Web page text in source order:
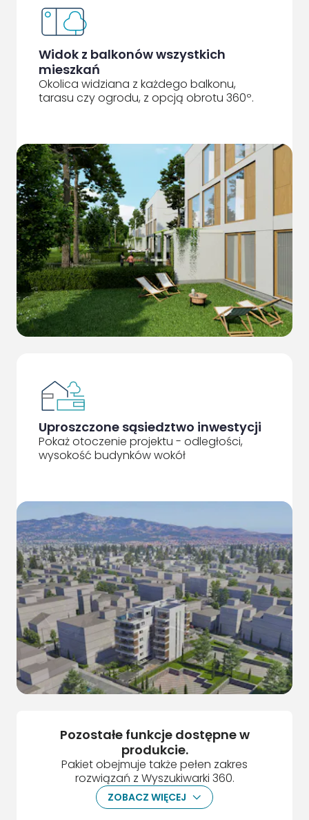
Widok z balkonów wszystkich
mieszkań
Okolica widziana z każdego balkonu,
tarasu czy ogrodu, z opcją obrotu 360º.
Uproszczone sąsiedztwo inwestycji
Pokaż otoczenie projektu - odległości,
wysokość budynków wokół
Pozostałe funkcje dostępne w
produkcie.
Pakiet obejmuje także pełen zakres
rozwiązań z Wyszukiwarki 360.
ZOBACZ WIĘCEJ ArrowDown